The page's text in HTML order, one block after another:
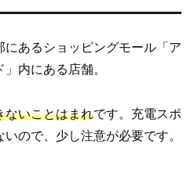
にあるショッピングモール「ア
内にある店舗。
ないことはまれです。充電スポ
ので、少し注意が必要です。